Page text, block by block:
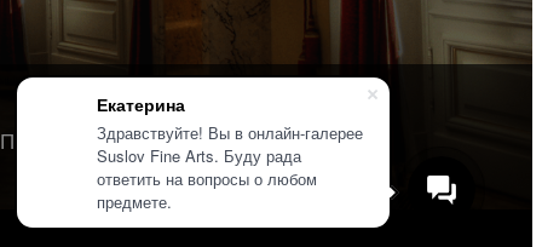
Екатерина
Здравствуйте! Вы в онлайн-галерее
Suslov Fine Arts. Буду рада
ответить на вопросы о любом
предмете.
Политика конфиденциальности